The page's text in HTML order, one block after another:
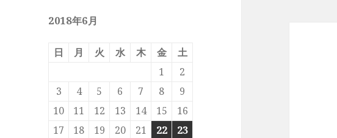
2018年6月
日 月 火 水 木 金 土
1
2
3
4 5 6 7 8
9
10
11 12 13 14 15
16
17
18 19 20 21 22
23